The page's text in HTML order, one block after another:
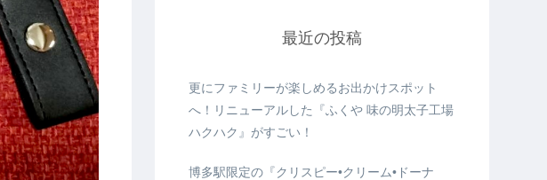
最近の投稿
更にファミリーが楽しめるお出かけスポット
へ！リニューアルした『ふくや 味の明太子工場
ハクハク』がすごい！
博多駅限定の『クリスピー•クリーム•ドーナ